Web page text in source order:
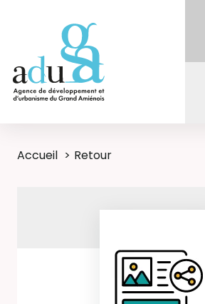
Accueil Retour